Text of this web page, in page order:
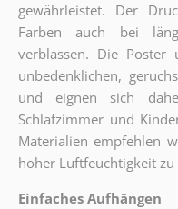
gewährleistet. Der
Farben auch bei
verblassen. Die
unbedenklichen,
und eignen sich
Schlafzimmer und
Materialien empfehlen
hoher Luftfeuchtigkeit zu
Einfaches Aufhängen